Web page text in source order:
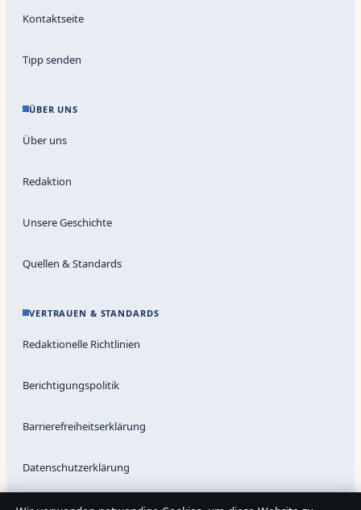
Kontaktseite
Tipp senden
ÜBER UNS
Über uns
Redaktion
Unsere Geschichte
Quellen & Standards
VERTRAUEN & STANDARDS
Redaktionelle Richtlinien
Berichtigungspolitik
Barrierefreiheitserklärung
Datenschutzerklärung